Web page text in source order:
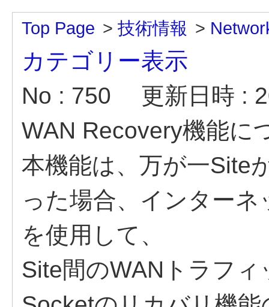
Top Page > 技術情報 >
カテゴリー表示
No : 750
更新日時 :
WAN Recovery機能に
本機能は、万が一Site
った場合、インター
を使用して、
Site間のWANトラフ